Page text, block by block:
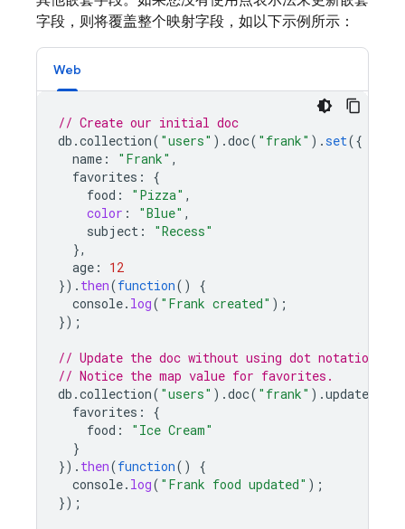
字段，则将覆盖整个映射字段，如以下示例所示：
Web
// Create our initial doc
db .collection( "users" ).doc( "frank" ).set({
name : "Frank" ,
favorites :
{
food : "Pizza" ,
color : "Blue" ,
subject :
"Recess"
},
age :
12
}). then(function()
{
console. log( "Frank created" );
});
// Update the doc without using dot notation.
// Notice the map value for favorites.
db .collection( "users" ).doc( "frank" ).update
favorites :
{
food :
"Ice Cream"
}
}). then(function()
{
console. log( "Frank food updated" );
});